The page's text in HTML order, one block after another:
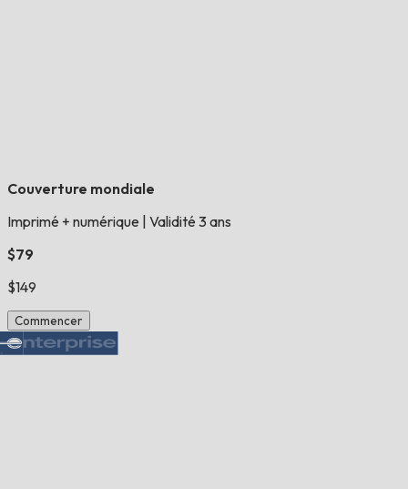
Couverture mondiale
Imprimé + numérique Validité 3 ans
$79
$149
Commencer